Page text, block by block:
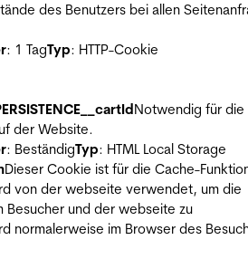
des Benutzers bei allen
: 1 TagTyp: HTTP-Cookie
Notwendig für die
der Website.
: BeständigTyp: HTML Local Storage
Dieser Cookie ist für die Cache-
von der webseite verwendet, um die
und der webseite zu
normalerweise im Browser des